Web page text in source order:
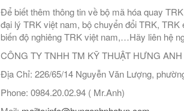
Để biết thêm thông tin về bộ mã hóa quay
đại lý TRK việt nam, bộ chuyển đổi TRK,
biến độ nghiêng TRK việt nam,…Hãy liên hệ
CÔNG TY TNHH TM KỸ THUẬT HƯNG ANH
Địa Chỉ: 226/65/14 Nguyễn Văn Lượng,
Phone: 0984.20.02.94 ( Mr.Anh)